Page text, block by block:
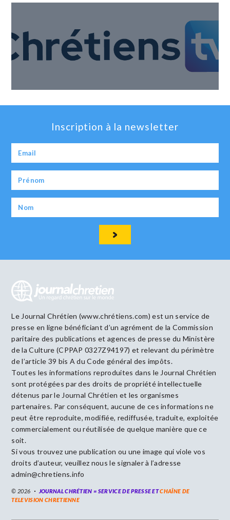
Inscription à la newsletter
Le Journal Chrétien (www.chrétiens.com) est un service de
presse en ligne bénéficiant d’un agrément de la Commission
paritaire des publications et agences de presse du Ministère
de la Culture (CPPAP 0327Z94197) et relevant du périmètre
de l’article 39 bis A du Code général des impôts.
Toutes les informations reproduites dans le Journal Chrétien
sont protégées par des droits de propriété intellectuelle
détenus par le Journal Chrétien et les organismes
partenaires. Par conséquent, aucune de ces informations ne
peut être reproduite, modifiée, rediffusée, traduite, exploitée
commercialement ou réutilisée de quelque manière que ce
soit.
Si vous trouvez une publication ou une image qui viole vos
droits d’auteur, veuillez nous le signaler à l’adresse
admin@chretiens.info
© 2026 JOURNAL CHRÉTIEN = SERVICE DE PRESSE ETCHAÎNE DE
TELEVISION CHRETIENNE